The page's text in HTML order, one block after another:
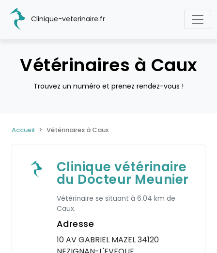
Clinique-veterinaire.fr
Vétérinaires à Caux
Trouvez un numéro et prenez rendez-vous !
Accueil Vétérinaires à Caux
Clinique vétérinaire
du Docteur Meunier
Vétérinaire se situant à 6.04 km de
Caux.
Adresse
10 AV GABRIEL MAZEL 34120